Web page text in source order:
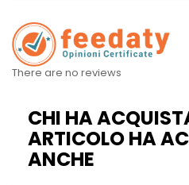
There are no reviews
CHI HA
ARTICOLO HA
ANCHE